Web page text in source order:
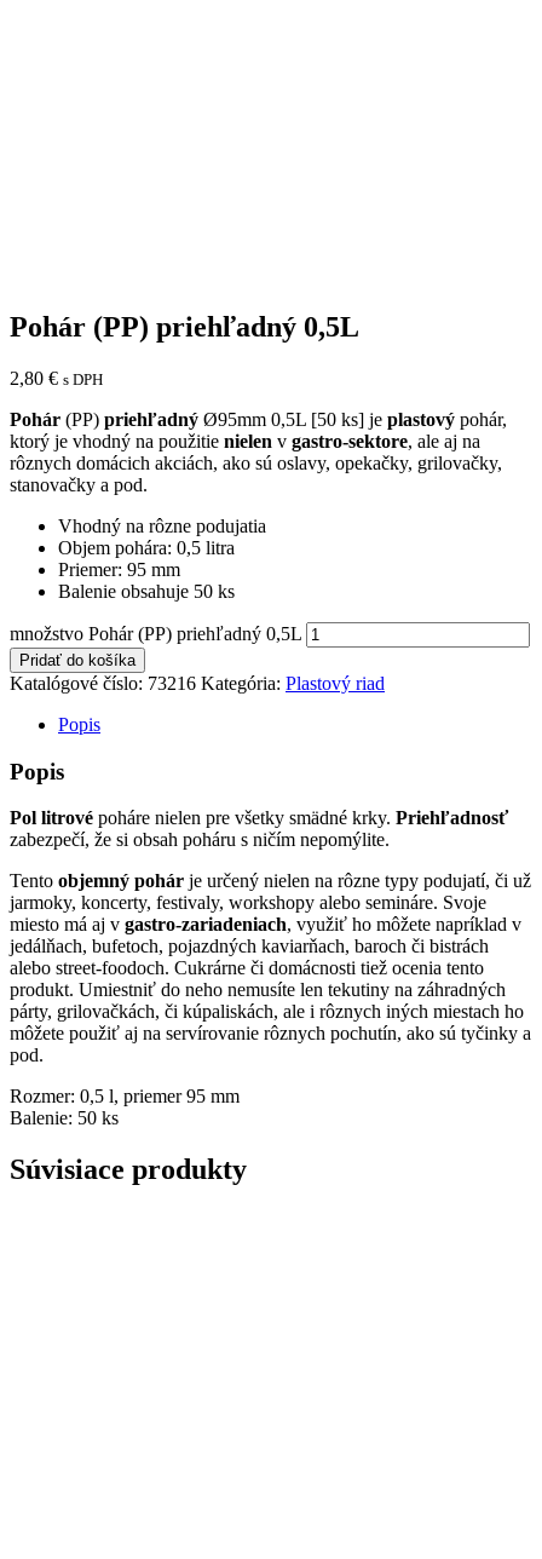
Pohár (PP) priehľadný 0,5L
2,80 € s DPH
Pohár (PP) priehľadný Ø95mm 0,5L [50 ks] je plastový pohár,
ktorý je vhodný na použitie nielen v gastro-sektore, ale aj na
rôznych domácich akciách, ako sú oslavy, opekačky, grilovačky,
stanovačky a pod.
Vhodný na rôzne podujatia
Objem pohára: 0,5 litra
Priemer: 95 mm
Balenie obsahuje 50 ks
množstvo Pohár (PP) priehľadný 0,5L
Pridať do košíka
Katalógové číslo: 73216 Kategória: Plastový riad
Popis
Popis
Pol litrové poháre nielen pre všetky smädné krky. Priehľadnosť
zabezpečí, že si obsah poháru s ničím nepomýlite.
Tento objemný pohár je určený nielen na rôzne typy podujatí, či už
jarmoky, koncerty, festivaly, workshopy alebo semináre. Svoje
miesto má aj v gastro-zariadeniach, využiť ho môžete napríklad v
jedálňach, bufetoch, pojazdných kaviarňach, baroch či bistrách
alebo street-foodoch. Cukrárne či domácnosti tiež ocenia tento
produkt. Umiestniť do neho nemusíte len tekutiny na záhradných
párty, grilovačkách, či kúpaliskách, ale i rôznych iných miestach ho
môžete použiť aj na servírovanie rôznych pochutín, ako sú tyčinky a
pod.
Rozmer: 0,5 l, priemer 95 mm
Balenie: 50 ks
Súvisiace produkty